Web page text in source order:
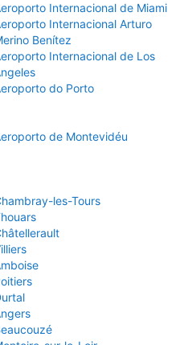
Internacional de Miami
Internacional Arturo
Benítez
Internacional de Los
do Porto
de Montevidéu
les-Tours